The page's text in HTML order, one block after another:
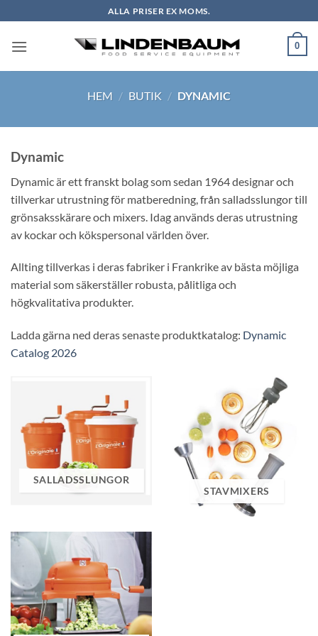
to
content
ALLA PRISER EX MOMS.
0
HEM / BUTIK / DYNAMIC
Dynamic
Dynamic är ett franskt bolag som sedan 1964 designar och
tillverkar utrustning för matberedning, från salladsslungor till
grönsaksskärare och mixers. Idag används deras utrustning
av kockar och kökspersonal världen över.
Allting tillverkas i deras fabriker i Frankrike av bästa möjliga
material som säkerställer robusta, pålitliga och
högkvalitativa produkter.
Ladda gärna ned deras senaste produktkatalog: Dynamic
Catalog 2026
SALLADSSLUNGOR
STAVMIXERS